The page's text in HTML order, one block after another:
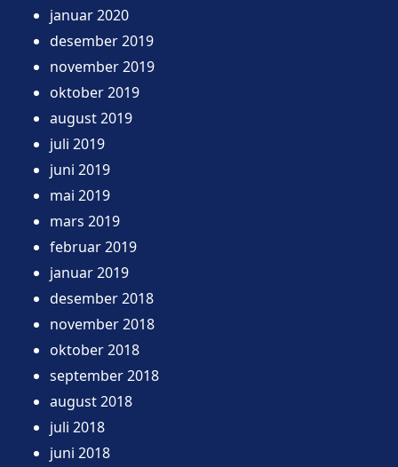
januar 2020
desember 2019
november 2019
oktober 2019
august 2019
juli 2019
juni 2019
mai 2019
mars 2019
februar 2019
januar 2019
desember 2018
november 2018
oktober 2018
september 2018
august 2018
juli 2018
juni 2018